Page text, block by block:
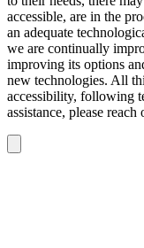
accessible, are in the
an adequate
we are continually
improving its options
new technologies. All
accessibility, following
assistance, please reach